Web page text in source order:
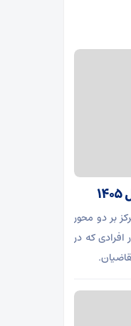
بر دو محور
که در